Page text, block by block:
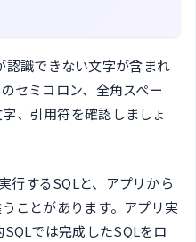
識できない文字が含まれ
セミコロン、全角スペー
、引用符を確認しましょ
行するSQLと、アプリから
ことがあります。アプリ実
では完成したSQLをロ